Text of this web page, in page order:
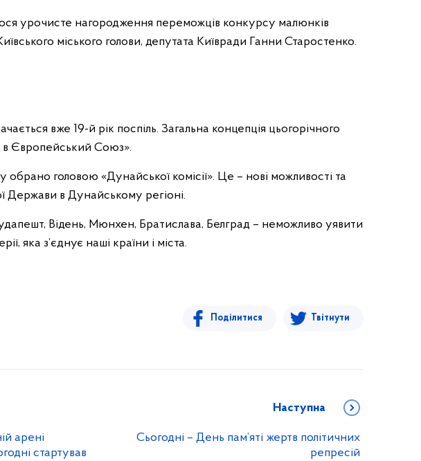
урочисте нагородження переможців конкурсу малюнків
міського голови, депутата Київради Ганни Старостенко.
вже 19-й рік поспіль. Загальна концепція цьогорічного
в Європейський Союз».
обрано головою «Дунайської комісії». Це – нові можливості та
Держави в Дунайському регіоні.
Відень, Мюнхен, Братислава, Белград – неможливо уявити
яка з’єднує наші країни і міста.
Поділитися Твітнути
арені
стартував
Наступна
Сьогодні – День пам’яті жертв політичних
репресій